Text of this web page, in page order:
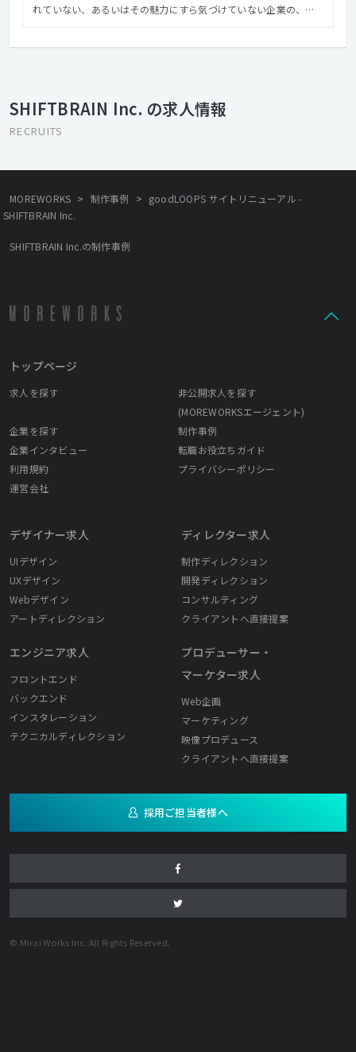
れていない、あるいはその魅力にすら気づけていない企業の、な
SHIFTBRAIN Inc. の求人情報
RECRUITS
MOREWORKS > 制作事例 > goodLOOPS サイトリニューアル -
SHIFTBRAIN Inc.
SHIFTBRAIN Inc.の制作事例
トップページ
求人を探す
非公開求人を探す
(MOREWORKSエージェント)
企業を探す
制作事例
企業インタビュー
転職お役立ちガイド
利用規約
プライバシーポリシー
運営会社
デザイナー求人
UIデザイン
UXデザイン
Webデザイン
アートディレクション
エンジニア求人
フロントエンド
バックエンド
インスタレーション
テクニカルディレクション
ディレクター求人
制作ディレクション
開発ディレクション
コンサルティング
クライアントへ直接提案
プロデューサー・
マーケター求人
Web企画
マーケティング
映像プロデュース
クライアントへ直接提案
採用ご担当者様へ
© Mirai Works Inc. All Rights Reserved.